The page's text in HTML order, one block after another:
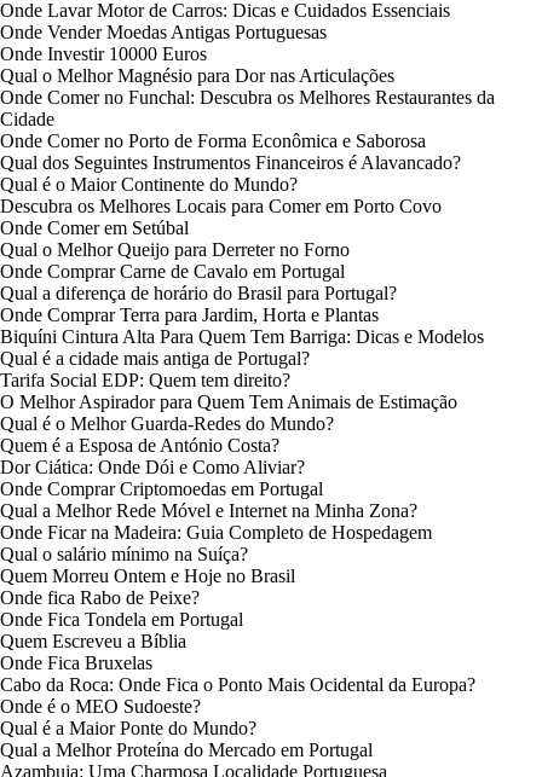
Onde Lavar Motor de Carros: Dicas e Cuidados Essenciais
Onde Vender Moedas Antigas Portuguesas
Onde Investir 10000 Euros
Qual o Melhor Magnésio para Dor nas Articulações
Onde Comer no Funchal: Descubra os Melhores Restaurantes da
Cidade
Onde Comer no Porto de Forma Econômica e Saborosa
Qual dos Seguintes Instrumentos Financeiros é Alavancado?
Qual é o Maior Continente do Mundo?
Descubra os Melhores Locais para Comer em Porto Covo
Onde Comer em Setúbal
Qual o Melhor Queijo para Derreter no Forno
Onde Comprar Carne de Cavalo em Portugal
Qual a diferença de horário do Brasil para Portugal?
Onde Comprar Terra para Jardim, Horta e Plantas
Biquíni Cintura Alta Para Quem Tem Barriga: Dicas e Modelos
Qual é a cidade mais antiga de Portugal?
Tarifa Social EDP: Quem tem direito?
O Melhor Aspirador para Quem Tem Animais de Estimação
Qual é o Melhor Guarda-Redes do Mundo?
Quem é a Esposa de António Costa?
Dor Ciática: Onde Dói e Como Aliviar?
Onde Comprar Criptomoedas em Portugal
Qual a Melhor Rede Móvel e Internet na Minha Zona?
Onde Ficar na Madeira: Guia Completo de Hospedagem
Qual o salário mínimo na Suíça?
Quem Morreu Ontem e Hoje no Brasil
Onde fica Rabo de Peixe?
Onde Fica Tondela em Portugal
Quem Escreveu a Bíblia
Onde Fica Bruxelas
Cabo da Roca: Onde Fica o Ponto Mais Ocidental da Europa?
Onde é o MEO Sudoeste?
Qual é a Maior Ponte do Mundo?
Qual a Melhor Proteína do Mercado em Portugal
Azambuja: Uma Charmosa Localidade Portuguesa